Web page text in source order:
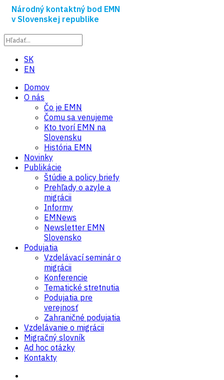
Národný kontaktný bod EMN
v Slovenskej republike
SK
EN
Domov
O nás
Čo je EMN
Čomu sa venujeme
Kto tvorí EMN na
Slovensku
História EMN
Novinky
Publikácie
Štúdie a policy briefy
Prehľady o azyle a
migrácii
Informy
EMNews
Newsletter EMN
Slovensko
Podujatia
Vzdelávací seminár o
migrácii
Konferencie
Tematické stretnutia
Podujatia pre
verejnosť
Zahraničné podujatia
Vzdelávanie o migrácii
Migračný slovník
Ad hoc otázky
Kontakty